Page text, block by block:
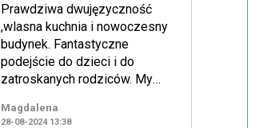
Prawdziwa dwujęzyczność
,wlasna kuchnia i nowoczesny
budynek. Fantastyczne
podejście do dzieci i do
zatroskanych rodziców. My
adapta
Magdalena
28-08-2024 13:38